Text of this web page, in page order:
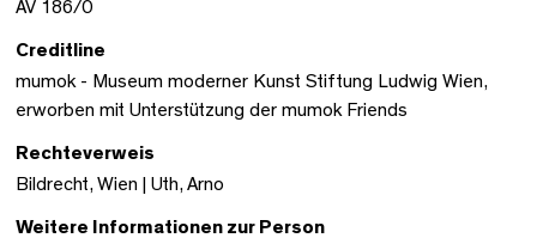
AV 186/0
Creditline
mumok - Museum moderner Kunst Stiftung Ludwig Wien,
erworben mit Unterstützung der mumok Friends
Rechteverweis
Bildrecht, Wien | Uth, Arno
Weitere Informationen zur Person